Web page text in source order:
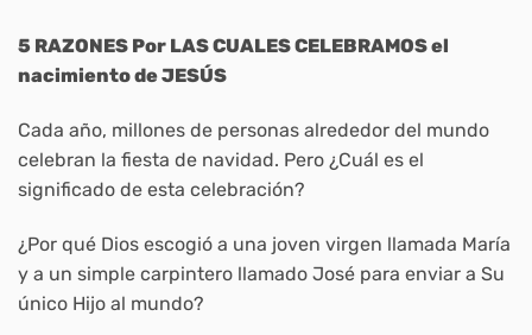
5 RAZONES Por LAS CUALES CELEBRAMOS el
nacimiento de JESÚS
Cada año, millones de personas alrededor del mundo
celebran la fiesta de navidad. Pero ¿Cuál es el
significado de esta celebración?
¿Por qué Dios escogió a una joven virgen llamada María
y a un simple carpintero llamado José para enviar a Su
único Hijo al mundo?